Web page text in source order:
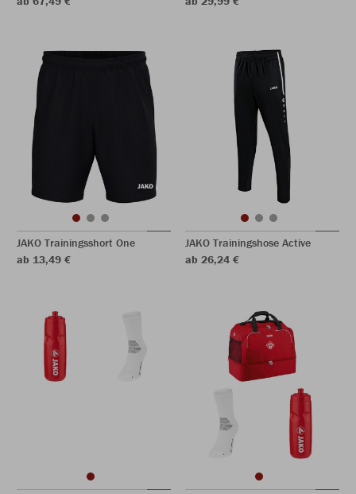
JAKO Trainingsshort One
ab 13,49 €
JAKO Trainingshose Active
ab 26,24 €